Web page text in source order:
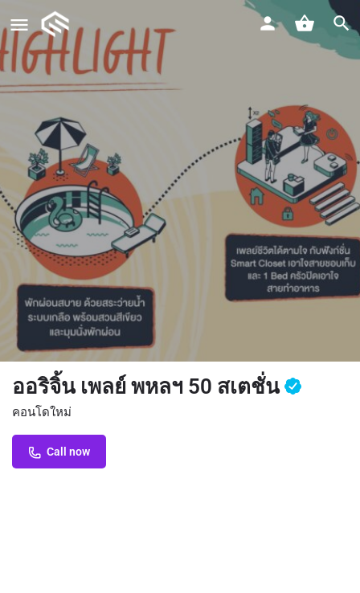
ออริจิ้น เพลย์ พหลฯ 50 สเตชั่น
คอนโดใหม่
Call now